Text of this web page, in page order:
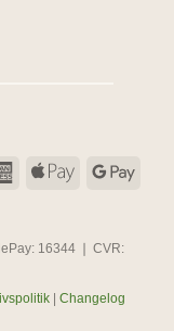
AmericanApple
16344 ❘ CVR:
| Changelog